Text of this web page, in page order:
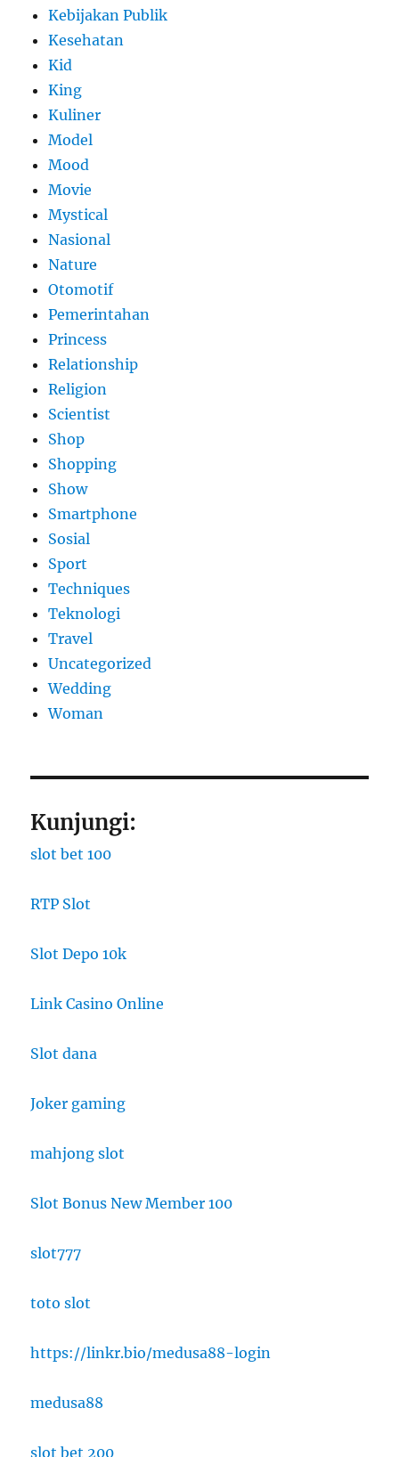
Kebijakan Publik
Kesehatan
Kid
King
Kuliner
Model
Mood
Movie
Mystical
Nasional
Nature
Otomotif
Pemerintahan
Princess
Relationship
Religion
Scientist
Shop
Shopping
Show
Smartphone
Sosial
Sport
Techniques
Teknologi
Travel
Uncategorized
Wedding
Woman
Kunjungi:
slot bet 100
RTP Slot
Slot Depo 10k
Link Casino Online
Slot dana
Joker gaming
mahjong slot
Slot Bonus New Member 100
slot777
toto slot
https://linkr.bio/medusa88-login
medusa88
slot bet 200